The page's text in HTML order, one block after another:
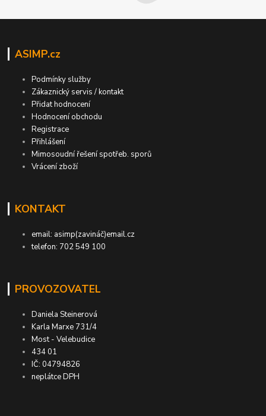
ASIMP.cz
Podmínky služby
Zákaznický servis / kontakt
Přidat hodnocení
Hodnocení obchodu
Registrace
Přihlášení
Mimosoudní řešení spotřeb. sporů
Vrácení zboží
KONTAKT
email: asimp(zavináč)email.cz
telefon: 702 549 100
PROVOZOVATEL
Daniela Steinerová
Karla Marxe 731/4
Most - Velebudice
434 01
IČ: 04794826
neplátce DPH